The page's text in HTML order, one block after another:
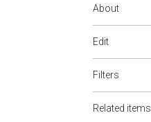
About
Edit
Filters
Related items